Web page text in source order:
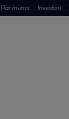
Par mums Investori